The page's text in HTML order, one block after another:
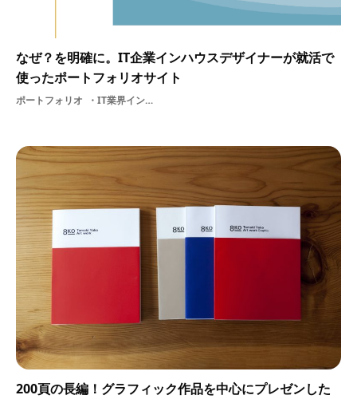
なぜ？を明確に。IT企業インハウスデザイナーが就活で
使ったポートフォリオサイト
ポートフォリオ IT業界インハウスデザイナー
200頁の長編！グラフィック作品を中心にプレゼンした